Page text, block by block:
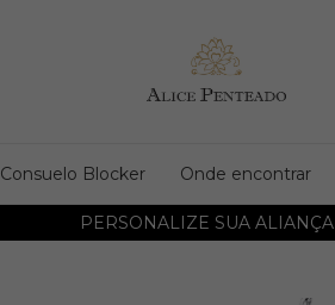
PERSONALIZE SUA ALIANÇA
Consuelo Blocker Onde encontrar